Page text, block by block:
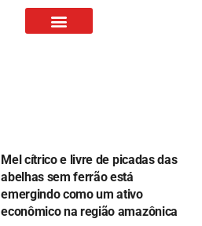
Mel cítrico e livre de picadas das
abelhas sem ferrão está
emergindo como um ativo
econômico na região amazônica